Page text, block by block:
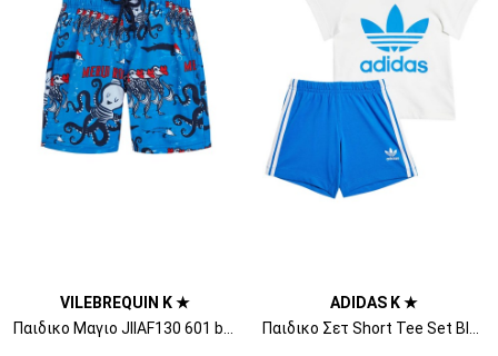
VILEBREQUIN K ★
Παιδικο Μαγιο JIIAF130 601 bleu neon
ADIDAS K ★
Παιδικο Σετ Short Tee Set Blubir IR6868 blue